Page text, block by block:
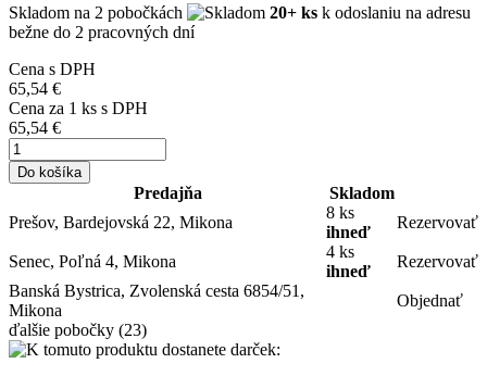
Skladom na 2 pobočkách 20+ ks k odoslaniu na adresu
bežne do 2 pracovných dní
Cena s DPH
65,54 €
Cena za 1 ks s DPH
65,54 €
Do košíka
Predajňa
Skladom
Prešov, Bardejovská 22, Mikona
8 ks
ihneď
Rezervovať
Senec, Poľná 4, Mikona
4 ks
ihneď
Rezervovať
Banská Bystrica, Zvolenská cesta 6854/51,
Mikona
Objednať
ďalšie pobočky (23)